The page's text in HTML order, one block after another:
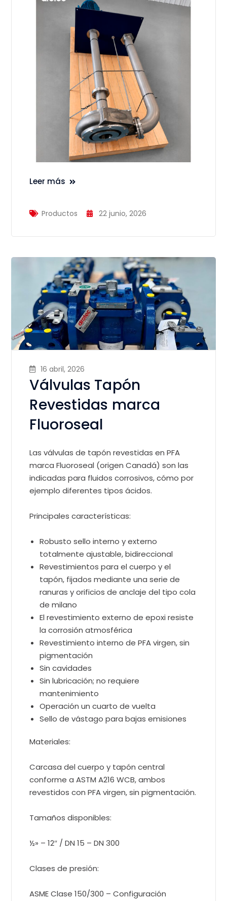
Leer más
Productos 22 junio, 2026
16 abril, 2026
Válvulas Tapón
Revestidas marca
Fluoroseal
Las válvulas de tapón revestidas en PFA
marca Fluoroseal (origen Canadá) son las
indicadas para fluidos corrosivos, cómo por
ejemplo diferentes tipos ácidos.
Principales características:
Robusto sello interno y externo
totalmente ajustable, bidireccional
Revestimientos para el cuerpo y el
tapón, fijados mediante una serie de
ranuras y orificios de anclaje del tipo cola
de milano
El revestimiento externo de epoxi resiste
la corrosión atmosférica
Revestimiento interno de PFA virgen, sin
pigmentación
Sin cavidades
Sin lubricación; no requiere
mantenimiento
Operación un cuarto de vuelta
Sello de vástago para bajas emisiones
Materiales:
Carcasa del cuerpo y tapón central
conforme a ASTM A216 WCB, ambos
revestidos con PFA virgen, sin pigmentación.
Tamaños disponibles:
½» – 12″ / DN 15 – DN 300
Clases de presión:
ASME Clase 150/300 – Configuración